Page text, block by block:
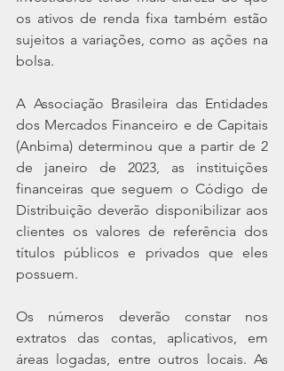
os ativos de renda fixa também estão
sujeitos a variações, como as ações na
bolsa.
A Associação Brasileira das Entidades
dos Mercados Financeiro e de Capitais
(Anbima) determinou que a partir de 2
de janeiro de 2023, as instituições
financeiras que seguem o Código de
Distribuição deverão disponibilizar aos
clientes os valores de referência dos
títulos públicos e privados que eles
possuem.
Os números deverão constar nos
extratos das contas, aplicativos, em
áreas logadas, entre outros locais. As